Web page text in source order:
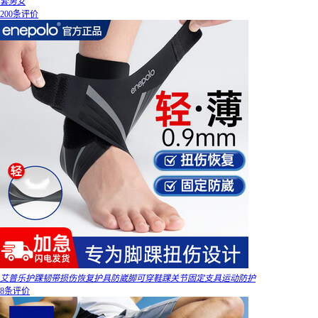
200条评价
艾普乐护踝韧带损伤恢复护具防崴脚可穿鞋踝关节固定支具运动防护
8条评价